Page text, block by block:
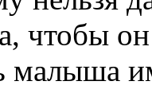
чтобы
малыша